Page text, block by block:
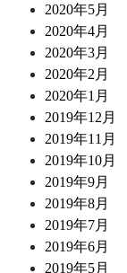
2020年5月
2020年4月
2020年3月
2020年2月
2020年1月
2019年12月
2019年11月
2019年10月
2019年9月
2019年8月
2019年7月
2019年6月
2019年5月